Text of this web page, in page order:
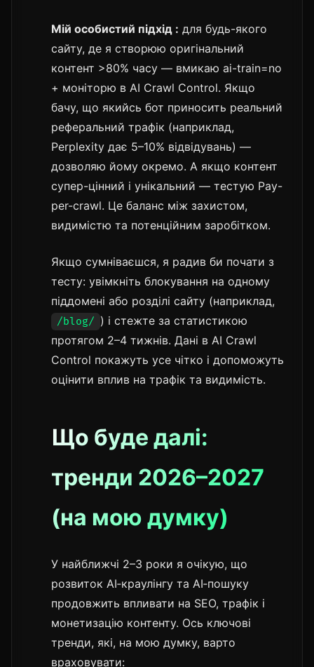
Мій особистий підхід : для будь-якого
сайту, де я створюю оригінальний
контент >80% часу — вмикаю ai-train=no
+ моніторю в AI Crawl Control. Якщо
бачу, що якийсь бот приносить реальний
реферальний трафік (наприклад,
Perplexity дає 5–10% відвідувань) —
дозволяю йому окремо. А якщо контент
супер-цінний і унікальний — тестую Pay-
per-crawl. Це баланс між захистом,
видимістю та потенційним заробітком.
Якщо сумніваєшся, я радив би почати з
тесту: увімкніть блокування на одному
піддомені або розділі сайту (наприклад,
/blog/ ) і стежте за статистикою
протягом 2–4 тижнів. Дані в AI Crawl
Control покажуть усе чітко і допоможуть
оцінити вплив на трафік та видимість.
Що буде далі:
тренди 2026–2027
(на мою думку)
У найближчі 2–3 роки я очікую, що
розвиток AI‑краулінгу та AI‑пошуку
продовжить впливати на SEO, трафік і
монетизацію контенту. Ось ключові
тренди, які, на мою думку, варто
враховувати: